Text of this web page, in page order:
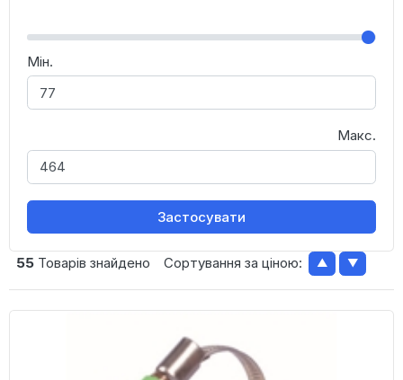
Мін.
Макс.
Застосувати
55Товарів знайдено Сортування за ціною: ▲ ▼